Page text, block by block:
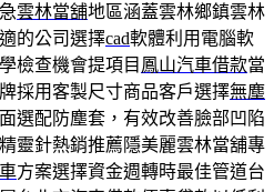
雲林當舖地區涵蓋雲林鄉鎮雲林
的公司選擇cad軟體利用電腦軟
檢查機會提項目 鳳山汽車借款當
採用客製尺寸商品客戶選擇無塵
選配防塵套，有效改善臉部凹陷
靈針熱銷推薦隱美麗雲林當舖專
方案選擇資金週轉時最佳管道台